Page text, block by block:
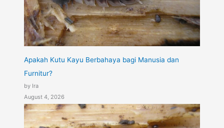
Apakah Kutu Kayu Berbahaya bagi Manusia dan
Furnitur?
by Ira
August 4, 2026